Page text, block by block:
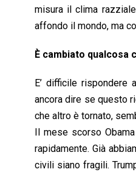
misura il clima
affondo il mondo, ma
È cambiato qualcosa
E’ difficile rispondere
ancora dire se questo
che altro è tornato,
Il mese scorso
rapidamente. Già
civili siano fragili.